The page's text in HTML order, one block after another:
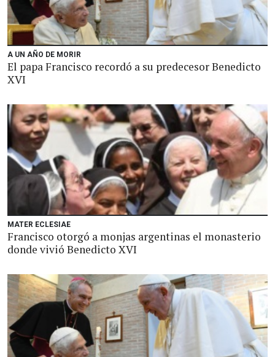
A UN AÑO DE MORIR
El papa Francisco recordó a su predecesor Benedicto
XVI
MATER ECLESIAE
Francisco otorgó a monjas argentinas el monasterio
donde vivió Benedicto XVI